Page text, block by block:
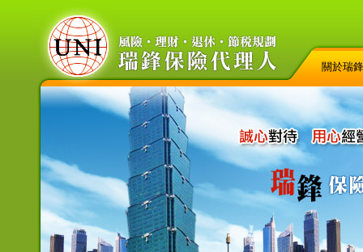
關於瑞鋒